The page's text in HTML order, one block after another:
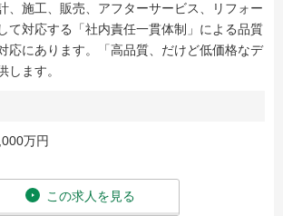
、施工、販売、アフターサービス、リフォー
て対応する「社内責任一貫体制」による品質
応にあります。「高品質、だけど低価格なデ
します。
万円
この求人を見る